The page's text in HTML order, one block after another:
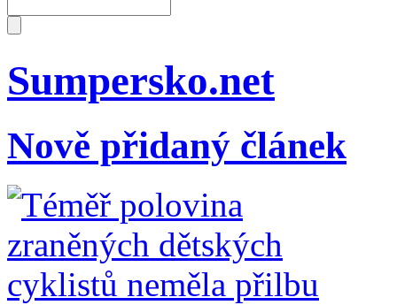
Sumpersko.net
Nově přidaný článek